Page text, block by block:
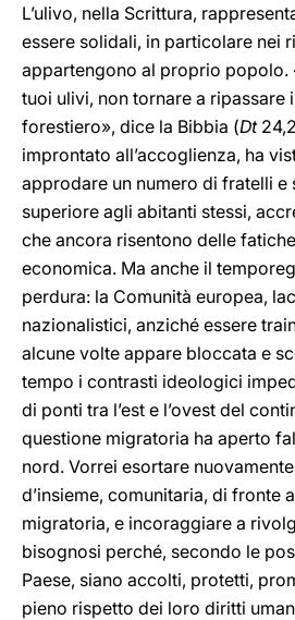
L’ulivo, nella Scrittura,
essere solidali, in particolare nei
appartengono al proprio popolo.
tuoi ulivi, non tornare a ripassare
forestiero», dice la Bibbia (Dt
improntato all’accoglienza, ha
approdare un numero di fratelli e
superiore agli abitanti stessi,
che ancora risentono delle
economica. Ma anche il
perdura: la Comunità europea,
nazionalistici, anziché essere
alcune volte appare bloccata e
tempo i contrasti ideologici
di ponti tra l’est e l’ovest del
questione migratoria ha aperto
nord. Vorrei esortare
d’insieme, comunitaria, di fronte
migratoria, e incoraggiare a
bisognosi perché, secondo le
Paese, siano accolti, protetti,
pieno rispetto dei loro diritti